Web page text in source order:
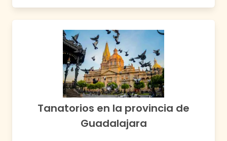
Tanatorios en la provincia de
Guadalajara